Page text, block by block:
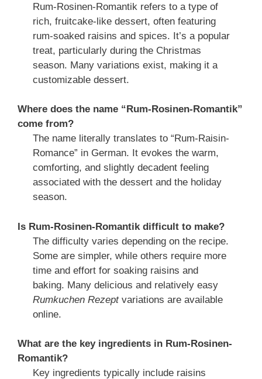
Rum-Rosinen-Romantik refers to a type of
rich, fruitcake-like dessert, often featuring
rum-soaked raisins and spices. It’s a popular
treat, particularly during the Christmas
season. Many variations exist, making it a
customizable dessert.
Where does the name “Rum-Rosinen-Romantik”
come from?
The name literally translates to “Rum-Raisin-
Romance” in German. It evokes the warm,
comforting, and slightly decadent feeling
associated with the dessert and the holiday
season.
Is Rum-Rosinen-Romantik difficult to make?
The difficulty varies depending on the recipe.
Some are simpler, while others require more
time and effort for soaking raisins and
baking. Many delicious and relatively easy
Rumkuchen Rezeptvariations are available
online.
What are the key ingredients in Rum-Rosinen-
Romantik?
Key ingredients typically include raisins